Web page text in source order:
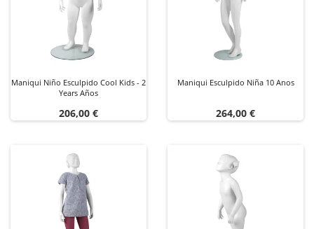
Maniqui Niño Esculpido Cool Kids - 2
Years Años
Precio
206,00 €
Maniqui Esculpido Niña 10 Anos
Precio
264,00 €